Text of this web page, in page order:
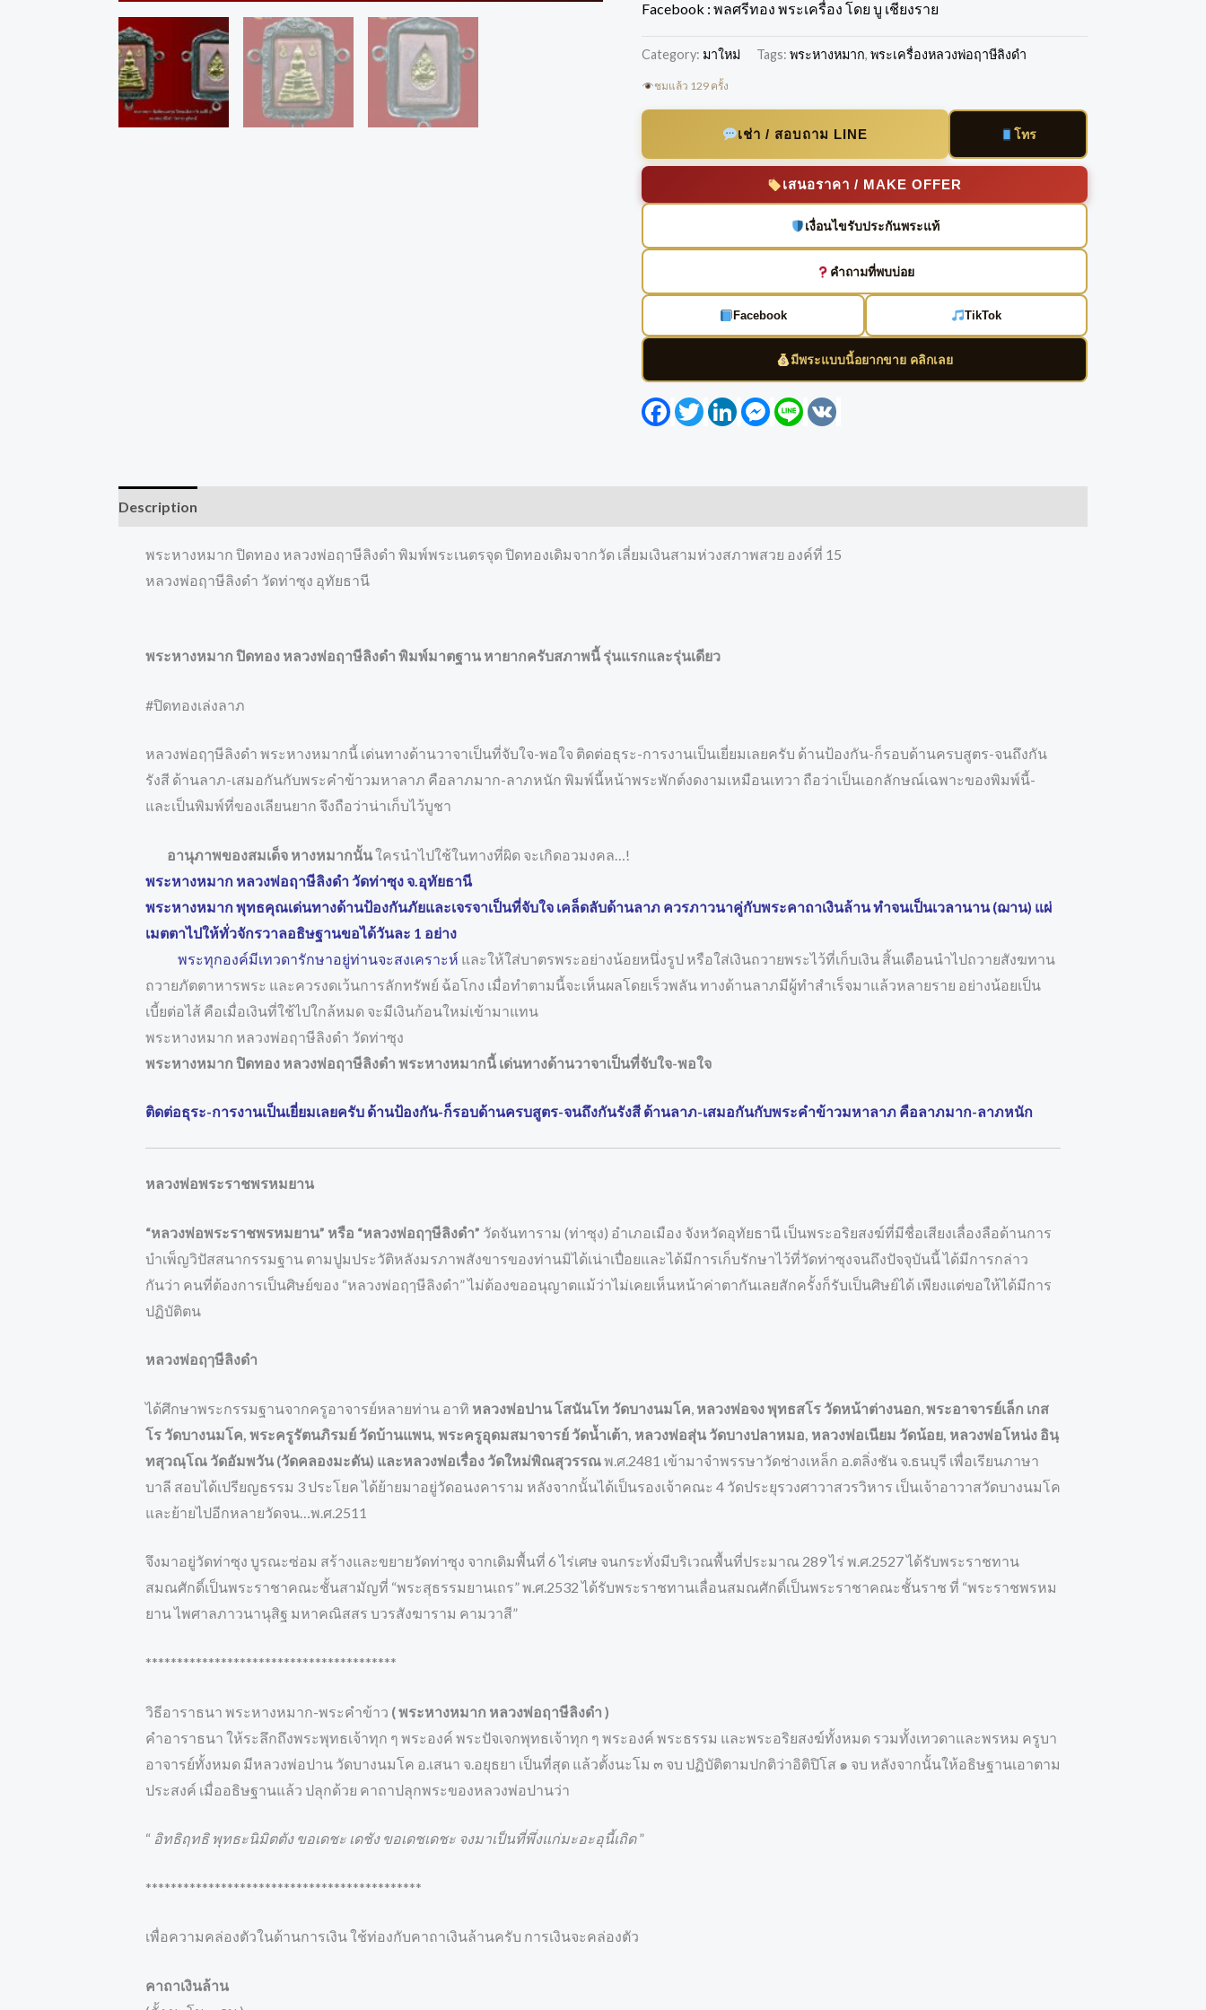
Facebook : พลศรีทอง พระเครื่อง โดย บู เชียงราย
Category: มาใหม่ Tags:พระหางหมาก,พระเครื่องหลวงพ่อฤาษีลิงดำ
ชมแล้ว 129 ครั้ง
เช่า / สอบถาม LINE โทร
เสนอราคา / MAKE OFFER
เงื่อนไขรับประกันพระแท้
คำถามที่พบบ่อย
Facebook TikTok
มีพระแบบนี้อยากขาย คลิกเลย
Facebook
TwitterLinkedInMessenger
Line
Description
พระหางหมาก ปิดทอง หลวงพ่อฤาษีลิงดำ พิมพ์พระเนตรจุด ปิดทองเดิมจากวัด เลี่ยมเงินสามห่วงสภาพสวย องค์ที่ 15
หลวงพ่อฤาษีลิงดำ วัดท่าซุง อุทัยธานี
พระหางหมาก ปิดทอง หลวงพ่อฤาษีลิงดำ พิมพ์มาตฐาน หายากครับสภาพนี้ รุ่นแรกและรุ่นเดียว
#ปิดทองเล่งลาภ
หลวงพ่อฤๅษีลิงดำ พระหางหมากนี้ เด่นทางด้านวาจาเป็นที่จับใจ-พอใจ ติดต่อธุระ-การงานเป็นเยี่ยมเลยครับ ด้านป้องกัน-ก็รอบด้านครบสูตร-จนถึงกัน
รังสี ด้านลาภ-เสมอกันกับพระคำข้าวมหาลาภ คือลาภมาก-ลาภหนัก พิมพ์นี้หน้าพระพักต์งดงามเหมือนเทวา ถือว่าเป็นเอกลักษณ์เฉพาะของพิมพ์นี้-
และเป็นพิมพ์ที่ของเลียนยาก จึงถือว่าน่าเก็บไว้บูชา
อานุภาพของสมเด็จ หางหมากนั้นใครนำไปใช้ในทางที่ผิด จะเกิดอวมงคล…!
พระหางหมาก หลวงพ่อฤาษีลิงดำ วัดท่าซุง จ.อุทัยธานี
พระหางหมาก พุทธคุณเด่นทางด้านป้องกันภัยและเจรจาเป็นที่จับใจ เคล็ดลับด้านลาภ ควรภาวนาคู่กับพระคาถาเงินล้าน ทำจนเป็นเวลานาน (ฌาน) แผ่
เมตตาไปให้ทั่วจักรวาลอธิษฐานขอได้วันละ 1 อย่าง
พระทุกองค์มีเทวดารักษาอยู่ท่านจะสงเคราะห์ และให้ใส่บาตรพระอย่างน้อยหนึ่งรูป หรือใส่เงินถวายพระไว้ที่เก็บเงิน สิ้นเดือนนำไปถวายสังฆทาน
ถวายภัตตาหารพระ และควรงดเว้นการลักทรัพย์ ฉ้อโกง เมื่อทำตามนี้จะเห็นผลโดยเร็วพลัน ทางด้านลาภมีผู้ทำสำเร็จมาแล้วหลายราย อย่างน้อยเป็น
เบี้ยต่อไส้ คือเมื่อเงินที่ใช้ไปใกล้หมด จะมีเงินก้อนใหม่เข้ามาแทน
พระหางหมาก หลวงพ่อฤาษีลิงดำ วัดท่าซุง
พระหางหมาก ปิดทอง หลวงพ่อฤาษีลิงดำ พระหางหมากนี้ เด่นทางด้านวาจาเป็นที่จับใจ-พอใจ
ติดต่อธุระ-การงานเป็นเยี่ยมเลยครับ ด้านป้องกัน-ก็รอบด้านครบสูตร-จนถึงกันรังสี ด้านลาภ-เสมอกันกับพระคำข้าวมหาลาภ คือลาภมาก-ลาภหนัก
หลวงพ่อพระราชพรหมยาน
“หลวงพ่อพระราชพรหมยาน” หรือ “หลวงพ่อฤๅษีลิงดำ” วัดจันทาราม (ท่าซุง) อำเภอเมือง จังหวัดอุทัยธานี เป็นพระอริยสงฆ์ที่มีชื่อเสียงเลื่องลือด้านการ
บำเพ็ญวิปัสสนากรรมฐาน ตามปูมประวัติหลังมรภาพสังขารของท่านมิได้เน่าเปื่อยและได้มีการเก็บรักษาไว้ที่วัดท่าซุงจนถึงปัจจุบันนี้ ได้มีการกล่าว
กันว่า คนที่ต้องการเป็นศิษย์ของ “หลวงพ่อฤๅษีลิงดำ” ไม่ต้องขออนุญาตแม้ว่าไม่เคยเห็นหน้าค่าตากันเลยสักครั้งก็รับเป็นศิษย์ได้ เพียงแต่ขอให้ได้มีการ
ปฏิบัติตน
หลวงพ่อฤๅษีลิงดำ
ได้ศึกษาพระกรรมฐานจากครูอาจารย์หลายท่าน อาทิ หลวงพ่อปาน โสนันโท วัดบางนมโค หลวงพ่อจง พุทธสโร วัดหน้าต่างนอก พระอาจารย์เล็ก เกส
โร วัดบางนมโค, พระครูรัตนภิรมย์ วัดบ้านแพน, พระครูอุดมสมาจารย์ วัดน้ำเต้า, หลวงพ่อสุ่น วัดบางปลาหมอ, หลวงพ่อเนียม วัดน้อย, หลวงพ่อโหน่ง อินฺ
ทสุวณฺโณ วัดอัมพวัน (วัดคลองมะดัน) และหลวงพ่อเรื่อง วัดใหม่พิณสุวรรณพ.ศ.2481 เข้ามาจำพรรษาวัดช่างเหล็ก อ.ตลิ่งชัน จ.ธนบุรี เพื่อเรียนภาษา
บาลี สอบได้เปรียญธรรม 3 ประโยค ได้ย้ายมาอยู่วัดอนงคาราม หลังจากนั้นได้เป็นรองเจ้าคณะ 4 วัดประยุรวงศาวาสวรวิหาร เป็นเจ้าอาวาสวัดบางนมโค
และย้ายไปอีกหลายวัดจน…พ.ศ.2511
จึงมาอยู่วัดท่าซุง บูรณะซ่อม สร้างและขยายวัดท่าซุง จากเดิมพื้นที่ 6 ไร่เศษ จนกระทั่งมีบริเวณพื้นที่ประมาณ 289 ไร่ พ.ศ.2527 ได้รับพระราชทาน
สมณศักดิ์เป็นพระราชาคณะชั้นสามัญที่ “พระสุธรรมยานเถร” พ.ศ.2532 ได้รับพระราชทานเลื่อนสมณศักดิ์เป็นพระราชาคณะชั้นราช ที่ “พระราชพรหม
ยาน ไพศาลภาวนานุสิฐ มหาคณิสสร บวรสังฆาราม คามวาสี”
****************************************
วิธีอาราธนา พระหางหมาก-พระคำข้าว ( พระหางหมาก หลวงพ่อฤาษีลิงดำ )
คำอาราธนา ให้ระลึกถึงพระพุทธเจ้าทุก ๆ พระองค์ พระปัจเจกพุทธเจ้าทุก ๆ พระองค์ พระธรรม และพระอริยสงฆ์ทั้งหมด รวมทั้งเทวดาและพรหม ครูบา
อาจารย์ทั้งหมด มีหลวงพ่อปาน วัดบางนมโค อ.เสนา จ.อยุธยา เป็นที่สุด แล้วตั้งนะโม ๓ จบ ปฏิบัติตามปกติว่าอิติปิโส ๑ จบ หลังจากนั้นให้อธิษฐานเอาตาม
ประสงค์ เมื่ออธิษฐานแล้ว ปลุกด้วย คาถาปลุกพระของหลวงพ่อปานว่า
“ อิทธิฤทธิ พุทธะนิมิตตัง ขอเดชะ เดชัง ขอเดชเดชะ จงมาเป็นที่พึ่งแก่มะอะอุนี้เถิด”
********************************************
เพื่อความคล่องตัวในด้านการเงิน ใช้ท่องกับคาถาเงินล้านครับ การเงินจะคล่องตัว
คาถาเงินล้าน